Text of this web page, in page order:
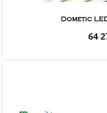
Dometic
64